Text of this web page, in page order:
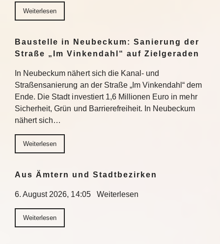
Weiterlesen
Baustelle in Neubeckum: Sanierung der
Straße „Im Vinkendahl“ auf Zielgeraden
In Neubeckum nähert sich die Kanal- und
Straßensanierung an der Straße „Im Vinkendahl“ dem
Ende. Die Stadt investiert 1,6 Millionen Euro in mehr
Sicherheit, Grün und Barrierefreiheit. In Neubeckum
nähert sich…
Weiterlesen
Aus Ämtern und Stadtbezirken
6. August 2026, 14:05 Weiterlesen
Weiterlesen